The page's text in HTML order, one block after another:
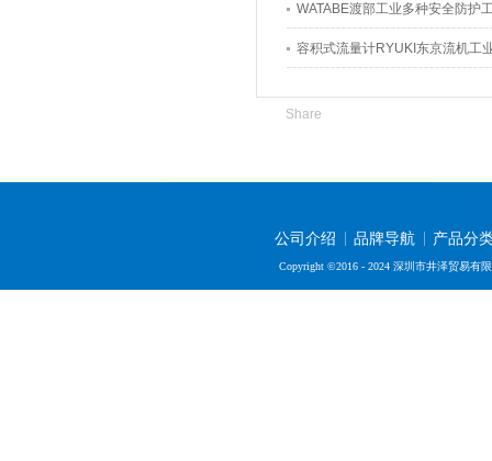
Share
WATABE渡部工业多种安全防护
容积式流量计RYUKI东京流机工
公司介绍 品牌导航 产品分
Copyright ©2016 - 2024 深圳市井泽贸易有